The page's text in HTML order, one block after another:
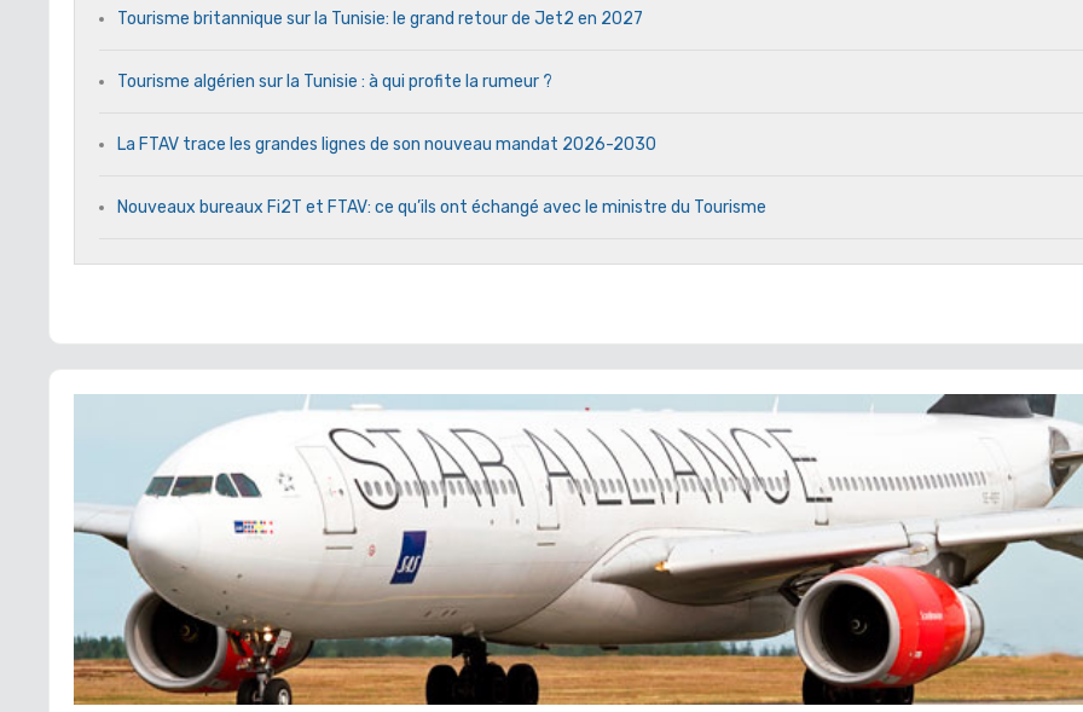
Tourisme britannique sur la Tunisie: le grand retour de Jet2 en 2027
Tourisme algérien sur la Tunisie : à qui profite la rumeur ?
La FTAV trace les grandes lignes de son nouveau mandat 2026-2030
Nouveaux bureaux Fi2T et FTAV: ce qu’ils ont échangé avec le ministre du Tourisme